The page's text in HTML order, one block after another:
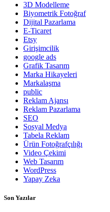
3D Modelleme
Biyometrik Fotoğraf
Dijital Pazarlama
E-Ticaret
Etsy
Girişimcilik
google ads
Grafik Tasarım
Marka Hikayeleri
Markalaşma
public
Reklam Ajansı
Reklam Pazarlama
SEO
Sosyal Medya
Tabela Reklam
Ürün Fotoğrafçılığı
Video Çekimi
Web Tasarım
WordPress
Yapay Zeka
Son Yazılar